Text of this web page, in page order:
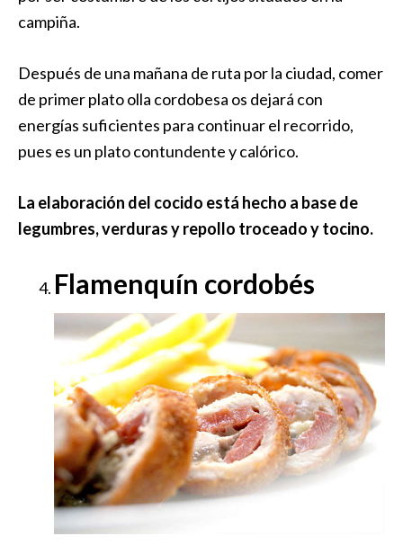
campiña.
Después de una mañana de ruta por la ciudad, comer
de primer plato olla cordobesa os dejará con
energías suficientes para continuar el recorrido,
pues es un plato contundente y calórico.
La elaboración del cocido está hecho a base de
legumbres, verduras y repollo troceado y tocino.
Flamenquín cordobés